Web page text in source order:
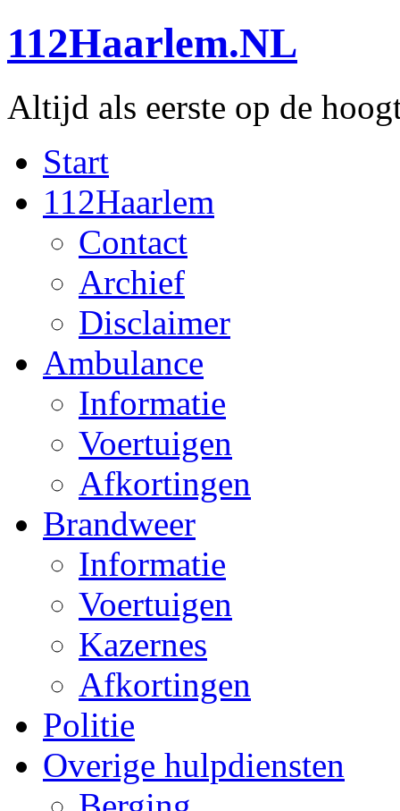
112Haarlem.NL
Altijd als eerste op de
Start
112Haarlem
Contact
Archief
Disclaimer
Ambulance
Informatie
Voertuigen
Afkortingen
Brandweer
Informatie
Voertuigen
Kazernes
Afkortingen
Politie
Overige hulpdiensten